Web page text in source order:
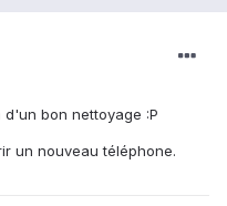
bon nettoyage :P
un nouveau téléphone.